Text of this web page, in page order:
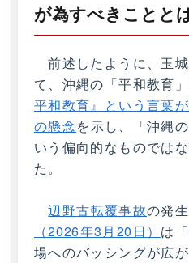
が為すべきことと
前述したように、玉
て、沖縄の「平和教育
平和教育』という言葉
の懸念を示し、「沖縄
いう偏向的なものでは
た。
辺野古転覆事故の発生
（2026年3月20日） は
場へのバッシングが広